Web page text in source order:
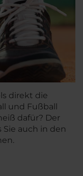
direkt die
und Fußball
dafür? Der
auch in den